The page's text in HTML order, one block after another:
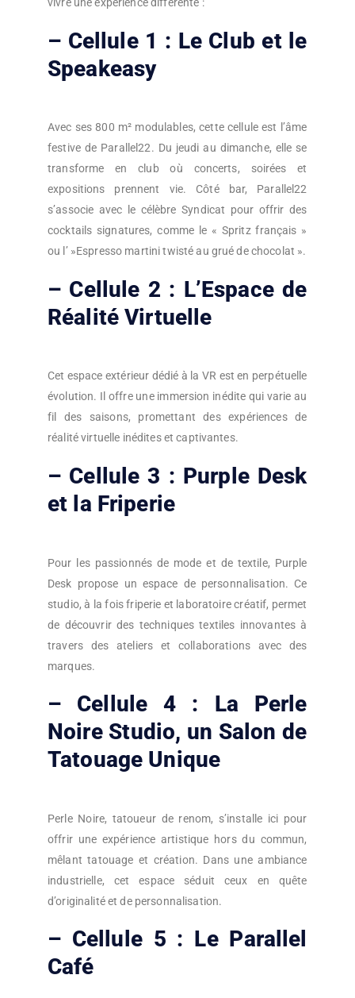
– Cellule 1 : Le Club et le
Speakeasy
Avec ses 800 m² modulables, cette cellule est l’âme
festive de Parallel22. Du jeudi au dimanche, elle se
transforme en club où concerts, soirées et
expositions prennent vie. Côté bar, Parallel22
s’associe avec le célèbre Syndicat pour offrir des
cocktails signatures, comme le « Spritz français »
ou l’ »Espresso martini twisté au grué de chocolat ».
– Cellule 2 : L’Espace de
Réalité Virtuelle
Cet espace extérieur dédié à la VR est en perpétuelle
évolution. Il offre une immersion inédite qui varie au
fil des saisons, promettant des expériences de
réalité virtuelle inédites et captivantes.
– Cellule 3 : Purple Desk
et la Friperie
Pour les passionnés de mode et de textile, Purple
Desk propose un espace de personnalisation. Ce
studio, à la fois friperie et laboratoire créatif, permet
de découvrir des techniques textiles innovantes à
travers des ateliers et collaborations avec des
marques.
– Cellule 4 : La Perle
Noire Studio, un Salon de
Tatouage Unique
Perle Noire, tatoueur de renom, s’installe ici pour
offrir une expérience artistique hors du commun,
mêlant tatouage et création. Dans une ambiance
industrielle, cet espace séduit ceux en quête
d’originalité et de personnalisation.
– Cellule 5 : Le Parallel
Café